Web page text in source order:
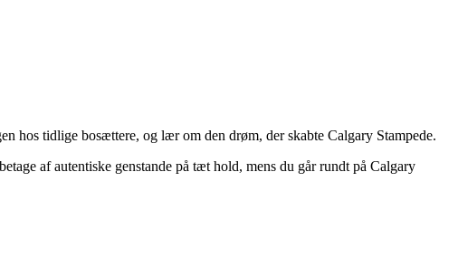
hos tidlige bosættere, og lær om den drøm, der skabte Calgary Stampede.
af autentiske genstande på tæt hold, mens du går rundt på Calgary